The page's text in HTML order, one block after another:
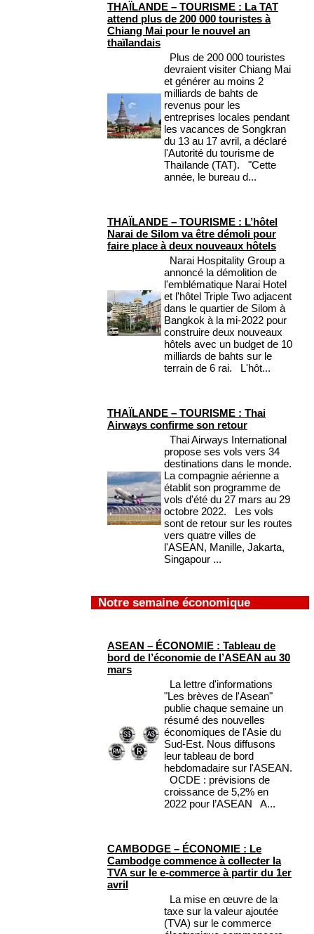
THAÏLANDE – TOURISME : La TAT
attend plus de 200 000 touristes à
Chiang Mai pour le nouvel an
thaïlandais
Plus de 200 000 touristes
devraient visiter Chiang Mai
et générer au moins 2
milliards de bahts de
revenus pour les
entreprises locales pendant
les vacances de Songkran
du 13 au 17 avril, a déclaré
l'Autorité du tourisme de
Thaïlande (TAT). "Cette
année, le bureau d...
THAÏLANDE – TOURISME : L’hôtel
Narai de Silom va être démoli pour
faire place à deux nouveaux hôtels
Narai Hospitality Group a
annoncé la démolition de
l'emblématique Narai Hotel
et l'hôtel Triple Two adjacent
dans le quartier de Silom à
Bangkok à la mi-2022 pour
construire deux nouveaux
hôtels avec un budget de 10
milliards de bahts sur le
terrain de 6 rai. L'hôt...
THAÏLANDE – TOURISME : Thai
Airways confirme son retour
Thai Airways International
propose ses vols vers 34
destinations dans le monde.
La compagnie aérienne a
établit son programme de
vols d'été du 27 mars au 29
octobre 2022. Les vols
sont de retour sur les routes
vers quatre villes de
l'ASEAN, Manille, Jakarta,
Singapour ...
Notre semaine économique
ASEAN – ÉCONOMIE : Tableau de
bord de l’économie de l’ASEAN au 30
mars
La lettre d'informations
"Les brèves de l'Asean"
publie chaque semaine un
résumé des nouvelles
économiques de l'Asie du
Sud-Est. Nous diffusons
leur tableau de bord
hebdomadaire sur l'ASEAN.
OCDE : prévisions de
croissance de 5,2% en
2022 pour l’ASEAN A...
CAMBODGE – ÉCONOMIE : Le
Cambodge commence à collecter la
TVA sur le e-commerce à partir du 1er
avril
La mise en œuvre de la
taxe sur la valeur ajoutée
(TVA) sur le commerce